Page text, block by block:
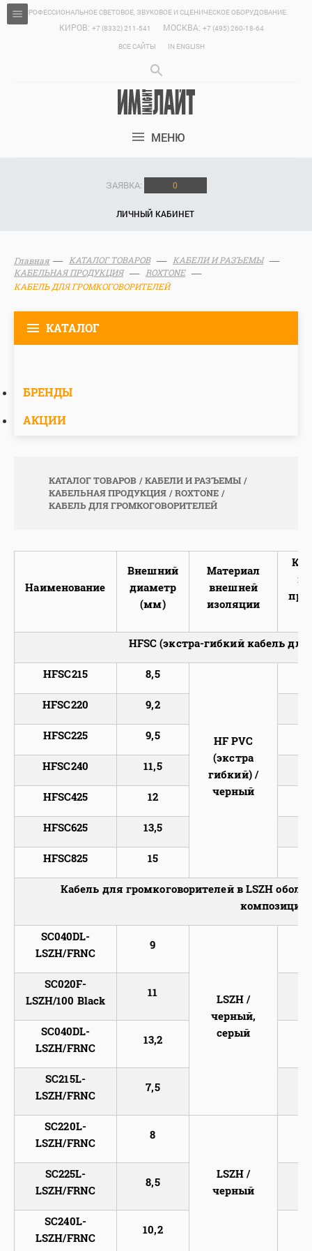
ПРОФЕССИОНАЛЬНОЕ СВЕТОВОЕ, ЗВУКОВОЕ И СЦЕНИЧЕСКОЕ ОБОРУДОВАНИЕ.
КИРОВ: +7 (8332) 211-541 МОСКВА: +7 (495) 260-18-64
ВСЕ САЙТЫ
IN ENGLISH
МЕНЮ
ЗАЯВКА: 0
ЛИЧНЫЙ КАБИНЕТ
Главная КАТАЛОГ ТОВАРОВ
КАБЕЛИ И РАЗЪЕМЫ
КАБЕЛЬНАЯ ПРОДУКЦИЯ
ROXTONE
КАБЕЛЬ ДЛЯ ГРОМКОГОВОРИТЕЛЕЙ
КАТАЛОГ
БРЕНДЫ
АКЦИИ
КАТАЛОГ ТОВАРОВ
КАБЕЛИ И РАЗЪЕМЫ
КАБЕЛЬНАЯ ПРОДУКЦИЯ
ROXTONE
КАБЕЛЬ ДЛЯ ГРОМКОГОВОРИТЕЛЕЙ
Наименование
Внешний
диаметр
(мм)
Материал
внешней
изоляции
и
HFSC (экстра-гибкий кабель
HFSC215 8,5
HF PVC
(экстра
гибкий) /
черный
HFSC220 9,2
HFSC225 9,5
HFSC240 11,5
HFSC425 12
HFSC625 13,5
HFSC825 15
Кабель для громкоговорителей в LSZH
композиции)
SC040DL-
LSZH/FRNC
9
LSZH /
черный,
серый
SC020F-
LSZH/100 Black
11
SC040DL-
LSZH/FRNC
13,2
SC215L-
LSZH/FRNC
7,5
SC220L-
LSZH/FRNC
8
LSZH /
черный
SC225L-
LSZH/FRNC
8,5
SC240L-
LSZH/FRNC
10,2